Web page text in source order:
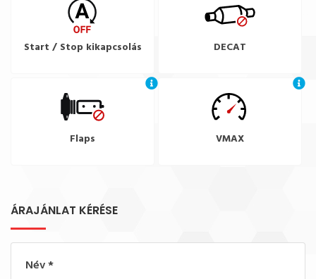
Start / Stop kikapcsolás DECAT
Flaps VMAX
ÁRAJÁNLAT KÉRÉSE
Név*